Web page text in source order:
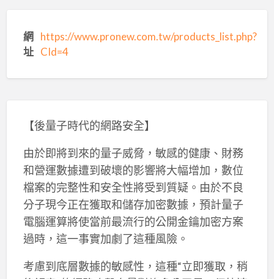
網
址
https://www.pronew.com.tw/products_list.php?
CId=4
【後量子時代的網路安全】
由於即將到來的量子威脅，敏感的健康、財務
和營運數據遭到破壞的影響將大幅增加，數位
檔案的完整性和安全性將受到質疑。由於不良
分子現今正在獲取和儲存加密數據，預計量子
電腦運算將使當前最流行的公開金鑰加密方案
過時，這一事實加劇了這種風險。
考慮到底層數據的敏感性，這種“立即獲取，稍